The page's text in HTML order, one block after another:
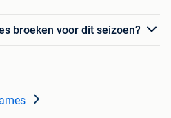
broeken voor dit seizoen?